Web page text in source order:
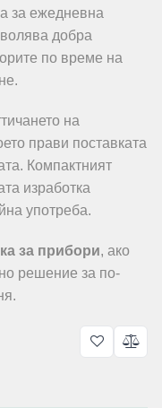
за ежедневна
добра
по време на
на
прави поставката
Компактният
изработка
употреба.
за прибори, ако
решение за по-